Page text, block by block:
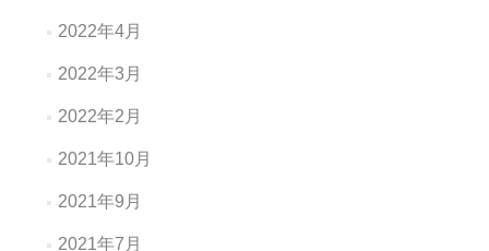
2022年4月
2022年3月
2022年2月
2021年10月
2021年9月
2021年7月